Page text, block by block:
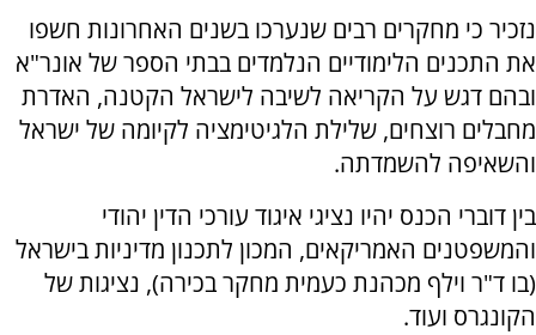
נזכיר כי מחקרים רבים שנערכו בשנים האחרונות חשפו
את התכנים הלימודיים הנלמדים בבתי הספר של אונר"א
ובהם דגש על הקריאה לשיבה לישראל הקטנה, האדרת
מחבלים רוצחים, שלילת הלגיטימציה לקיומה של ישראל
והשאיפה להשמדתה.
בין דוברי הכנס יהיו נציגי איגוד עורכי הדין יהודי
והמשפטנים האמריקאים, המכון לתכנון מדיניות בישראל
(בו ד"ר וילף מכהנת כעמית מחקר בכירה), נציגות של
הקונגרס ועוד.